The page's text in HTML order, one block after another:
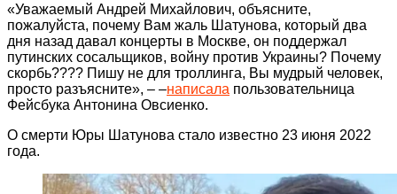
«Уважаемый Андрей Михайлович, объясните,
пожалуйста, почему Вам жаль Шатунова, который два
дня назад давал концерты в Москве, он поддержал
путинских сосальщиков, войну против Украины? Почему
скорбь???? Пишу не для троллинга, Вы мудрый человек,
просто разъясните», – –написала пользовательница
Фейсбука Антонина Овсиенко.
О смерти Юры Шатунова стало известно 23 июня 2022
года.